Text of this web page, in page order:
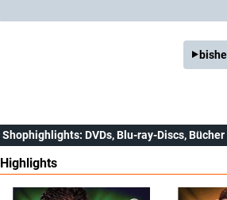
Shophighlights: DVDs, Blu-ray-Discs, Bücher
Highlights